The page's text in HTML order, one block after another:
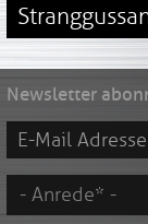
Newsletter